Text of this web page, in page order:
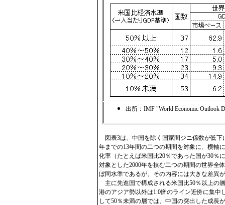
出所：IMF "World Economic Outlook
図表3は、中国を除く国家間ジニ係数が低下
年までの13年間の二つの期間を対象に、横軸
化率（たとえば米国比20％であった国が30％
対象とした2000年を挟む二つの期間の世界全
ぼ同水準であるが、その内容には大きな差異
主に先進国で構成される米国比50％以上の
港のアジア勢以外は1.0倍のライン近傍に集
して50％未満の層では、中国の突出した成長